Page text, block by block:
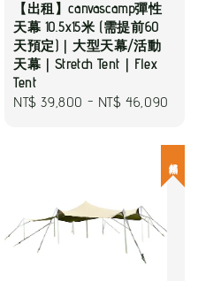
【出租】canvascamp彈性
天幕 10.5x15米 (需提前60
天預定)｜大型天幕/活動
天幕｜Stretch Tent｜Flex
Tent
Regular
NT$ 39,800 - NT$ 46,090